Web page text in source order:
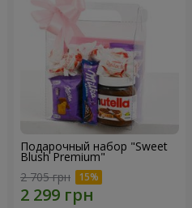
Подарочный набор "Sweet
Blush Premium"
2 705 грн